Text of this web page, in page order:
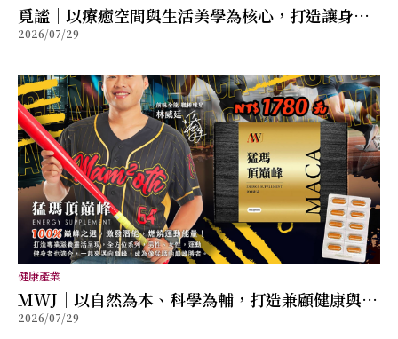
覓謐｜以療癒空間與生活美學為核心，打造讓身心
放鬆的質感生活提案
2026/07/29
健康產業
MWJ｜以自然為本、科學為輔，打造兼顧健康與幸
福的全方位保健品牌
2026/07/29